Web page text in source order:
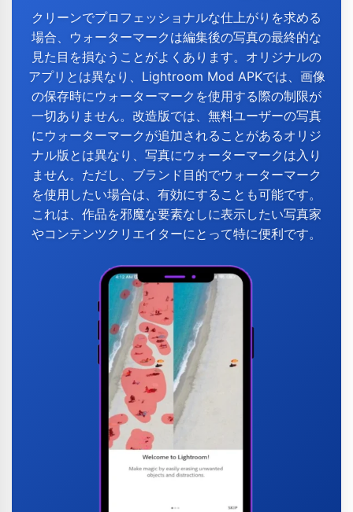
クリーンでプロフェッショナルな仕上がりを求める
場合、ウォーターマークは編集後の写真の最終的な
見た目を損なうことがよくあります。オリジナルの
アプリとは異なり、Lightroom Mod APKでは、画像
の保存時にウォーターマークを使用する際の制限が
一切ありません。改造版では、無料ユーザーの写真
にウォーターマークが追加されることがあるオリジ
ナル版とは異なり、写真にウォーターマークは入り
ません。ただし、ブランド目的でウォーターマーク
を使用したい場合は、有効にすることも可能です。
これは、作品を邪魔な要素なしに表示したい写真家
やコンテンツクリエイターにとって特に便利です。